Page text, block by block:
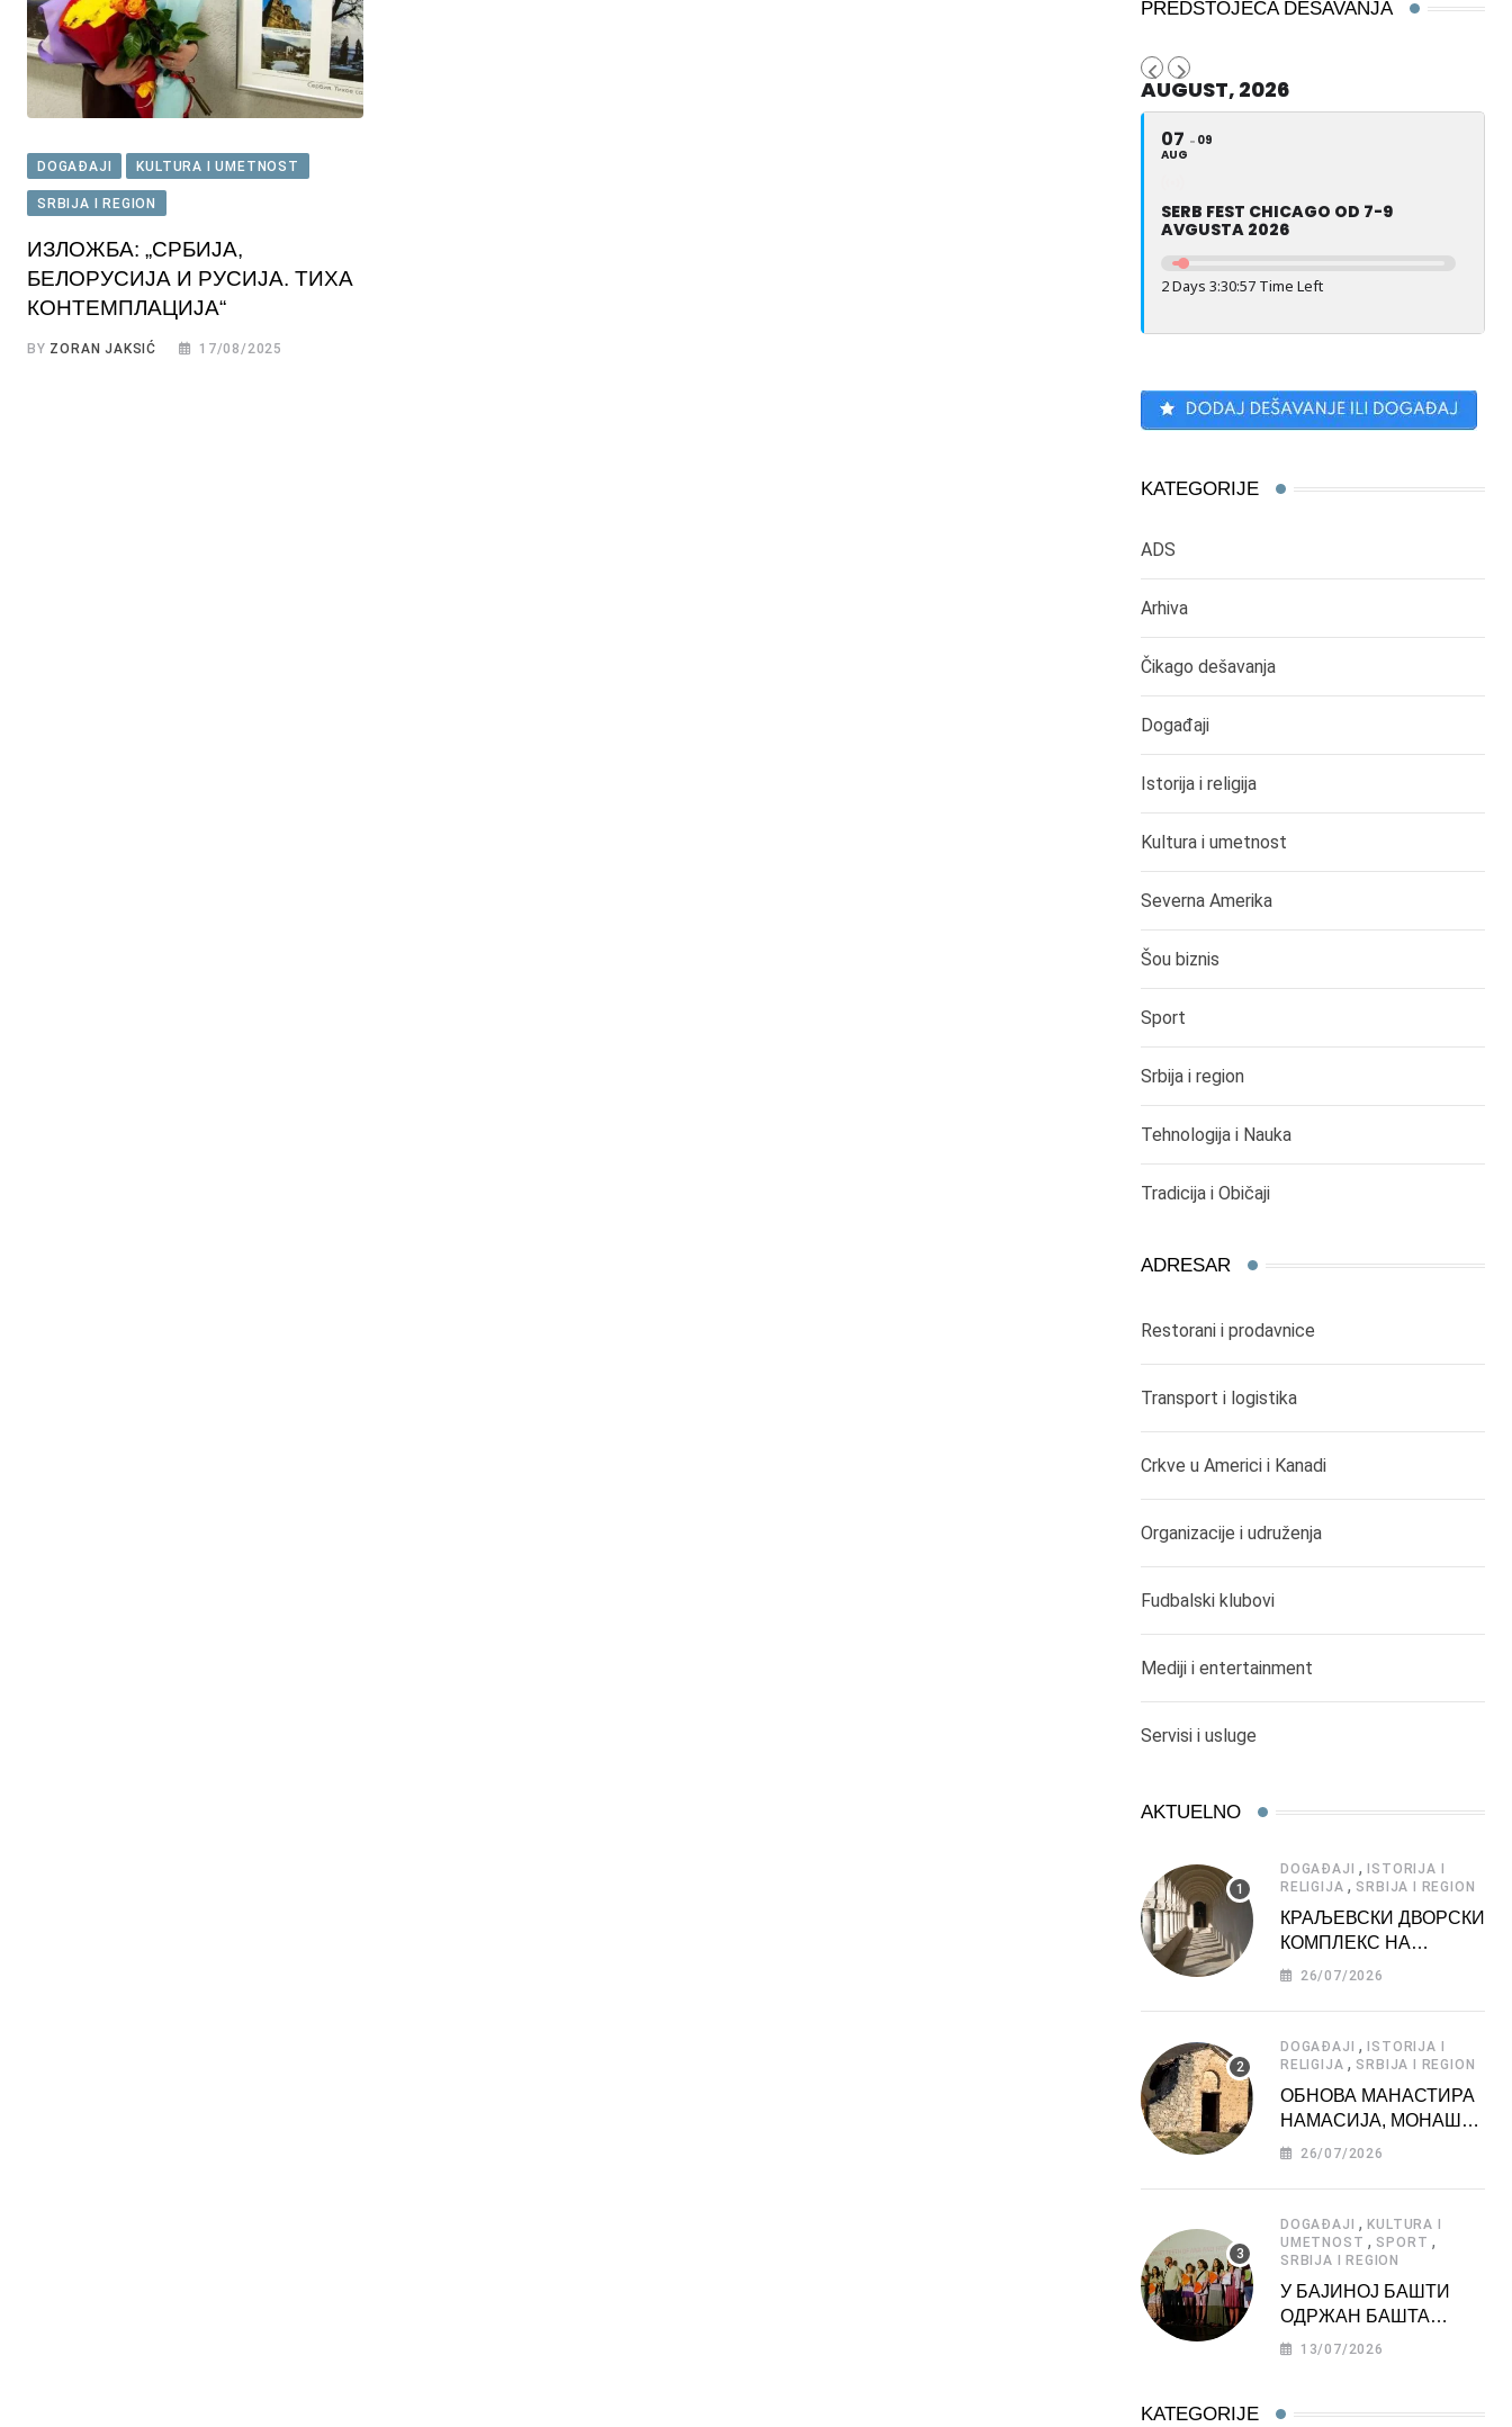
DOGAĐAJI KULTURA I UMETNOST
SRBIJA I REGION
ИЗЛОЖБА: „СРБИЈА,
БЕЛОРУСИЈА И РУСИЈА. ТИХА
КОНТЕМПЛАЦИЈА“
BY ZORAN JAKSIĆ 17/08/2025
PREDSTOJEĆA DEŠAVANJA
AUGUST, 2026
07
AUG
09
SERB FEST CHICAGO OD 7-9
AVGUSTA 2026
2 Days 3:30:56 Time Left
KATEGORIJE
ADS
Arhiva
Čikago dešavanja
Događaji
Istorija i religija
Kultura i umetnost
Severna Amerika
Šou biznis
Sport
Srbija i region
Tehnologija i Nauka
Tradicija i Običaji
ADRESAR
Restorani i prodavnice
Transport i logistika
Crkve u Americi i Kanadi
Organizacije i udruženja
Fudbalski klubovi
Mediji i entertainment
Servisi i usluge
AKTUELNO
DOGAĐAJI , ISTORIJA I
RELIGIJA , SRBIJA I REGION
КРАЉЕВСКИ ДВОРСКИ
КОМПЛЕКС НА
ДЕДИЊУ –
АТРАКЦИЈА
26/07/2026
DOGAĐAJI , ISTORIJA I
RELIGIJA , SRBIJA I REGION
ОБНОВА МАНАСТИРА
НАМАСИЈА, МОНАШКЕ
ЗАДУЖБИНЕ
26/07/2026
DOGAĐAJI ,KULTURA I
UMETNOST , SPORT ,
SRBIJA I REGION
У БАЈИНОЈ БАШТИ
ОДРЖАН БАШТА
ФЕСТ 2026
13/07/2026
KATEGORIJE